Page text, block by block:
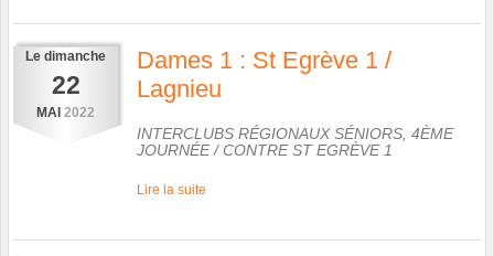
Le dimanche
22
MAI 2022
Dames 1 : St Egrève 1 /
Lagnieu
INTERCLUBS RÉGIONAUX SÉNIORS, 4ÈME
JOURNÉE/ CONTREST EGRÈVE 1
Lire la suite